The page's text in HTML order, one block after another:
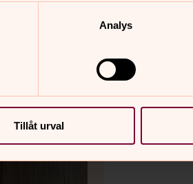
Analys
Tillåt urval